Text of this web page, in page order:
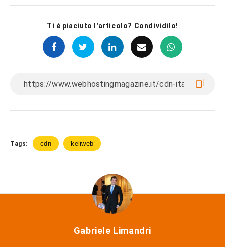
Ti è piaciuto l'articolo? Condividilo!
Tags: cdn keliweb
Gabriele Limandri